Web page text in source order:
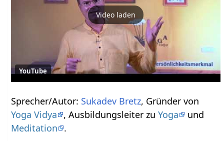
Video laden
YouTube
Sprecher/Autor: Sukadev Bretz, Gründer von
Yoga Vidya
, Ausbildungsleiter zuYoga
und
Meditation
.